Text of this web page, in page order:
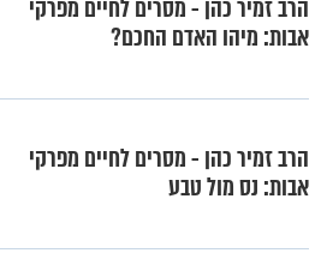
הרב זמיר כהן - מסרים לחיים מפרקי
אבות: מיהו האדם החכם?
הרב זמיר כהן - מסרים לחיים מפרקי
אבות: נס מול טבע